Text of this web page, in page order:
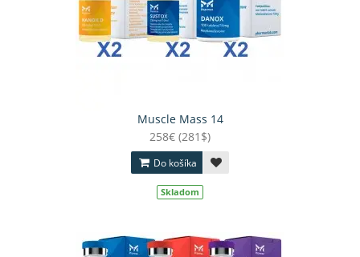
Muscle Mass 14
258€ (281$)
Do košíka
Skladom